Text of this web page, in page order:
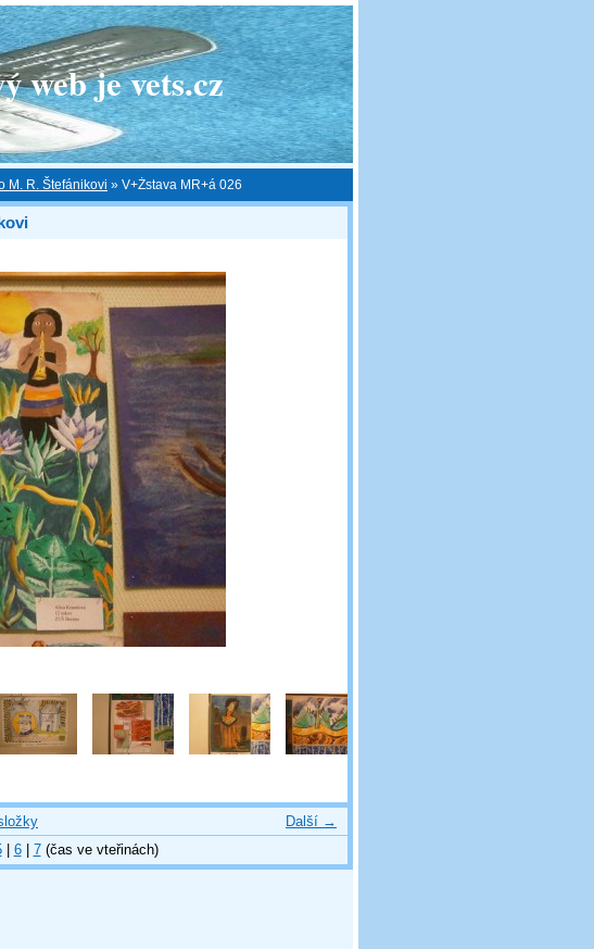
web je vets.cz
M. R. Štefánikovi » V+Żstava MR+á 026
Další →
| 6| 7(čas ve vteřinách)